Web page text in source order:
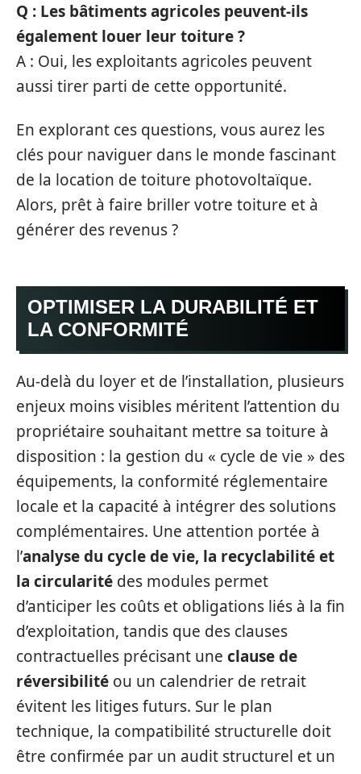
Q : Les bâtiments agricoles peuvent-ils
également louer leur toiture ?
A : Oui, les exploitants agricoles peuvent
aussi tirer parti de cette opportunité.
En explorant ces questions, vous aurez les
clés pour naviguer dans le monde fascinant
de la location de toiture photovoltaïque.
Alors, prêt à faire briller votre toiture et à
générer des revenus ?
OPTIMISER LA DURABILITÉ ET
LA CONFORMITÉ
Au-delà du loyer et de l’installation, plusieurs
enjeux moins visibles méritent l’attention du
propriétaire souhaitant mettre sa toiture à
disposition : la gestion du « cycle de vie » des
équipements, la conformité réglementaire
locale et la capacité à intégrer des solutions
complémentaires. Une attention portée à
l’analyse du cycle de vie, la recyclabilité et
la circularité des modules permet
d’anticiper les coûts et obligations liés à la fin
d’exploitation, tandis que des clauses
contractuelles précisant une clause de
réversibilité ou un calendrier de retrait
évitent les litiges futurs. Sur le plan
technique, la compatibilité structurelle doit
être confirmée par un audit structurel et un